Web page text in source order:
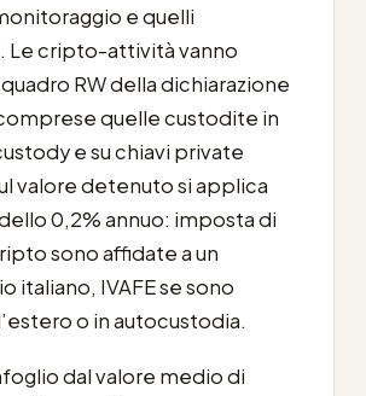
e quelli
Le cripto-attività vanno
RW della dichiarazione
quelle custodite in
e su chiavi private
valore detenuto si applica
0,2% annuo: imposta di
sono affidate a un
italiano, IVAFE se sono
o in autocustodia.
dal valore medio di